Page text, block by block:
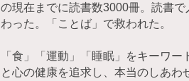
の現在までに読書数3000冊。読書で
わった。「ことば」で救われた。
「食」「運動」「睡眠」をキーワー
と心の健康を追求し、本当のしあわ